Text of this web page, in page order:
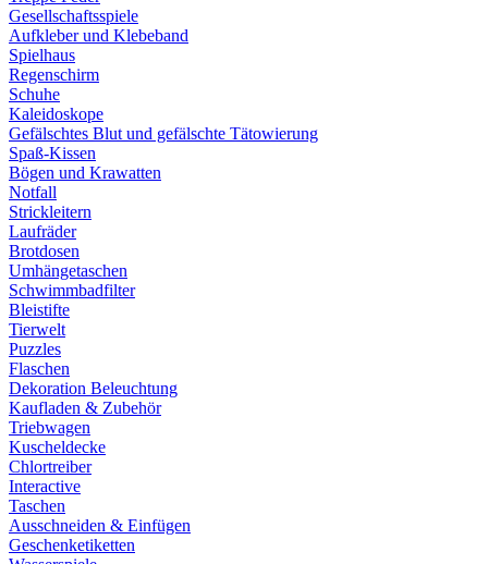
Gesellschaftsspiele
Aufkleber und Klebeband
Spielhaus
Regenschirm
Schuhe
Kaleidoskope
Gefälschtes Blut und gefälschte Tätowierung
Spaß-Kissen
Bögen und Krawatten
Notfall
Strickleitern
Laufräder
Brotdosen
Umhängetaschen
Schwimmbadfilter
Bleistifte
Tierwelt
Puzzles
Flaschen
Dekoration Beleuchtung
Kaufladen & Zubehör
Triebwagen
Kuscheldecke
Chlortreiber
Interactive
Taschen
Ausschneiden & Einfügen
Geschenketiketten